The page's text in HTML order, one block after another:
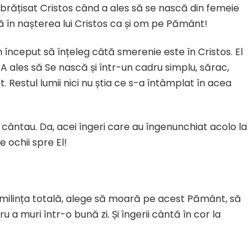
Cristos când a ales să se nască din femeie
nașterea lui Cristos ca și om pe Pământ!
să înțeleg câtă smerenie este în Cristos. El
ales să Se nască și într-un cadru simplu, sărac,
Restul lumii nici nu știa ce s-a întâmplat în acea
Da, acei îngeri care au îngenunchiat acolo la
ochii spre El!
totală, alege să moară pe acest Pământ, să
a muri într-o bună zi. Și îngerii cântă în cor la